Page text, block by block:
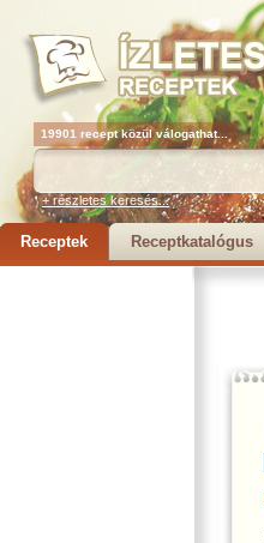
19901 recept közül válogathat...
+ részletes keresés...
Receptek Receptkatalógus